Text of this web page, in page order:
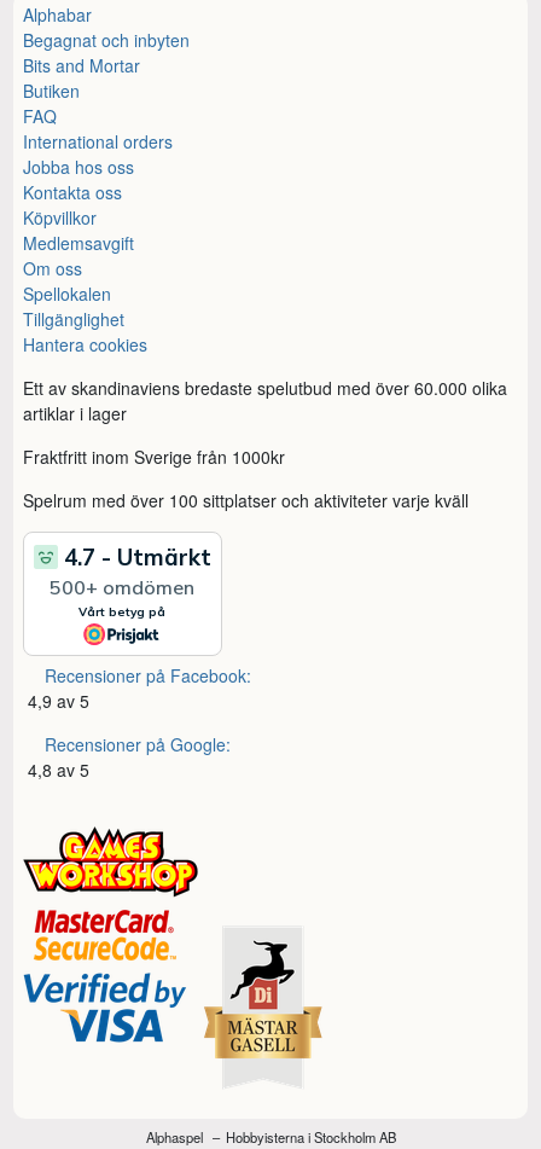
Alphabar
Begagnat och inbyten
Bits and Mortar
Butiken
FAQ
International orders
Jobba hos oss
Kontakta oss
Köpvillkor
Medlemsavgift
Om oss
Spellokalen
Tillgänglighet
Hantera cookies
Ett av skandinaviens bredaste spelutbud med över 60.000 olika
artiklar i lager
Fraktfritt inom Sverige från 1000kr
Spelrum med över 100 sittplatser och aktiviteter varje kväll
Recensioner på Facebook:
4,9 av 5
Recensioner på Google:
4,8 av 5
Alphaspel
Hobbyisterna i Stockholm AB